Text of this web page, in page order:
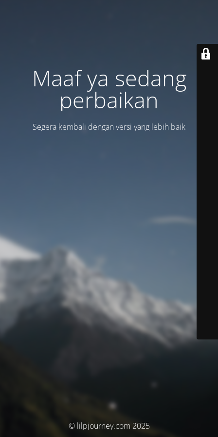
Maaf ya sedang
perbaikan
Segera kembali dengan versi yang lebih baik
© lilpjourney.com 2025